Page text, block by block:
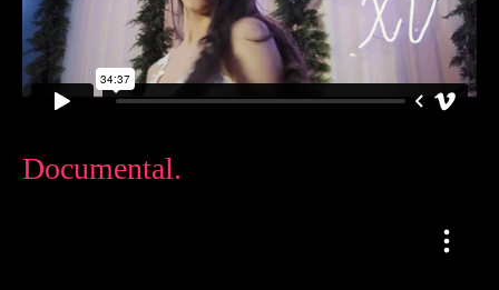
Documental.